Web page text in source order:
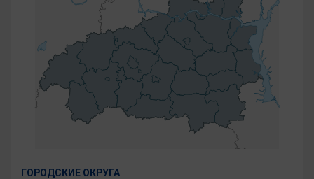
ГОРОДСКИЕ ОКРУГА